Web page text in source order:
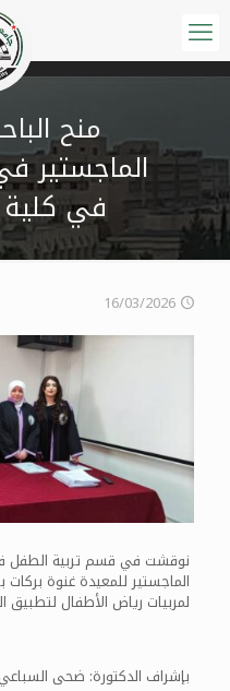
منح
الماجستير
في كلية
16/03/2026
نوقشت في قسم تربية الطفل
الماجستير للمعيدة غنوة بركات
لمربيات رياض الأطفال لتطبيق
بإشراف الدكتورة: ضحى